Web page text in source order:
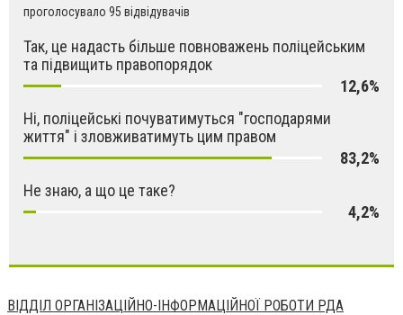
проголосувало 95 відвідувачів
Так, це надасть більше повноважень поліцейським
та підвищить правопорядок
12,6%
Ні, поліцейські почуватимуться "господарями
життя" і зловживатимуть цим правом
83,2%
Не знаю, а що це таке?
4,2%
ВІДДІЛ ОРГАНІЗАЦІЙНО-ІНФОРМАЦІЙНОЇ РОБОТИ РДА